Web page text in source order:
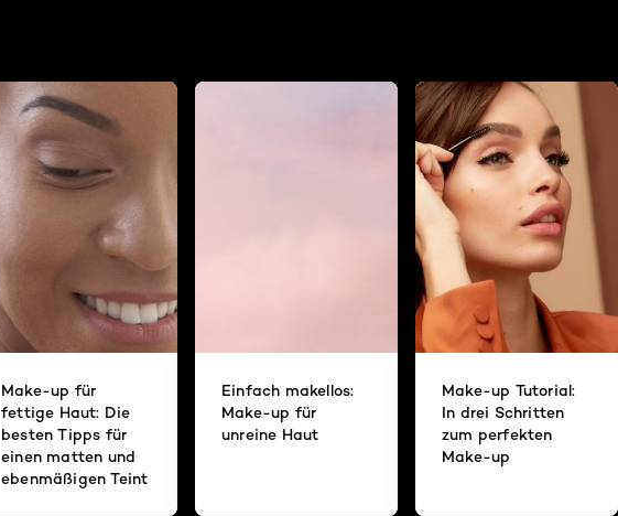
Make-up für
fettige Haut: Die
besten Tipps für
einen matten und
ebenmäßigen Teint
Einfach makellos:
Make-up für
unreine Haut
Make-up Tutorial:
In drei Schritten
zum perfekten
Make-up